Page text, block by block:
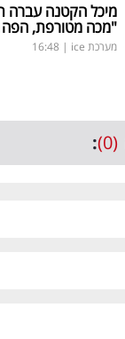
מיכל הקטנה עברה
"מכה מטורפת,
מערכת ice |
16:48
(0)
: